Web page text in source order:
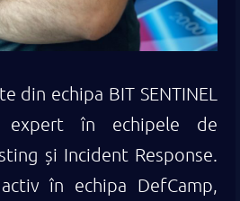
din echipa BIT SENTINEL
în echipele de
și Incident Response.
în echipa DefCamp,